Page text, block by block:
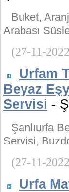
Buket,
Arabası
(27-11-
Urfam
Beyaz
Servisi -
Şanlıurfa
Servisi,
(27-11-
Urfa